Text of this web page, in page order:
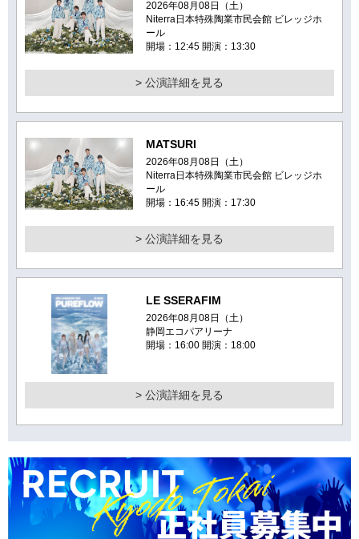
2026年08月08日（土）
Niterra日本特殊陶業市民会館 ビレッジホ
ール
開場：12:45 開演：13:30
> 公演詳細を見る
MATSURI
2026年08月08日（土）
Niterra日本特殊陶業市民会館 ビレッジホ
ール
開場：16:45 開演：17:30
> 公演詳細を見る
LE SSERAFIM
2026年08月08日（土）
静岡エコパアリーナ
開場：16:00 開演：18:00
> 公演詳細を見る